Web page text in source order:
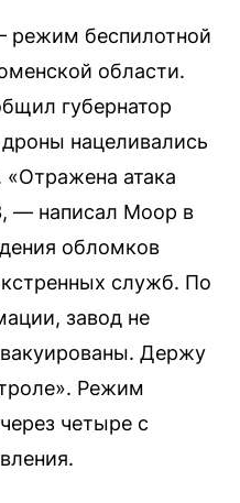
режим беспилотной
области.
губернатор
нацеливались
«Отражена атака
— написал Моор в
обломков
служб. По
завод не
Держу
Режим
четыре с